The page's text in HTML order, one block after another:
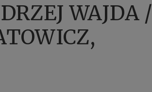
WAJDA /